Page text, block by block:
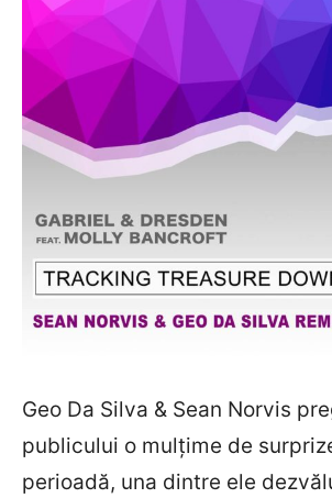
Geo Da Silva & Sean Norvis
publicului o mulţime de
perioadă, una dintre ele